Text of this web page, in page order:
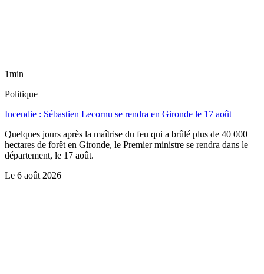
1min
Politique
Incendie : Sébastien Lecornu se rendra en Gironde le 17 août
Quelques jours après la maîtrise du feu qui a brûlé plus de 40 000
hectares de forêt en Gironde, le Premier ministre se rendra dans le
département, le 17 août.
Le 6 août 2026